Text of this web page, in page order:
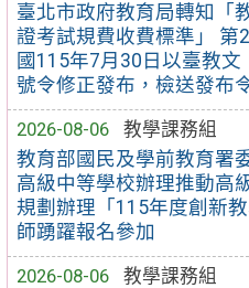
臺北市政府教育局轉知「
證考試規費收費標準」 第
國115年7月30日以臺教
號令修正發布，檢送發布
2026-08-06
教學課務組
教育部國民及學前教育署
高級中等學校辦理推動高
規劃辦理「115年度創新
師踴躍報名參加
2026-08-06
教學課務組